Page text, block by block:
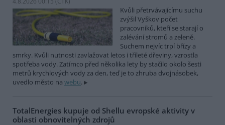
Kvůli přetrvávajícímu suchu
zvýšil Vyškov počet
pracovníků, kteří se starají o
zalévání stromů a zeleně.
Suchem nejvíc trpí břízy a
smrky. Kvůli nutnosti zavlažovat letos i tříleté dřeviny, vzrostla
spotřeba vody. Zatímco před několika lety by stačilo okolo šesti
metrů krychlových vody za den, teď je to zhruba dvojnásobek,
uvedlo město na webu.
TotalEnergies kupuje od Shellu evropské aktivity v
oblasti obnovitelných zdrojů